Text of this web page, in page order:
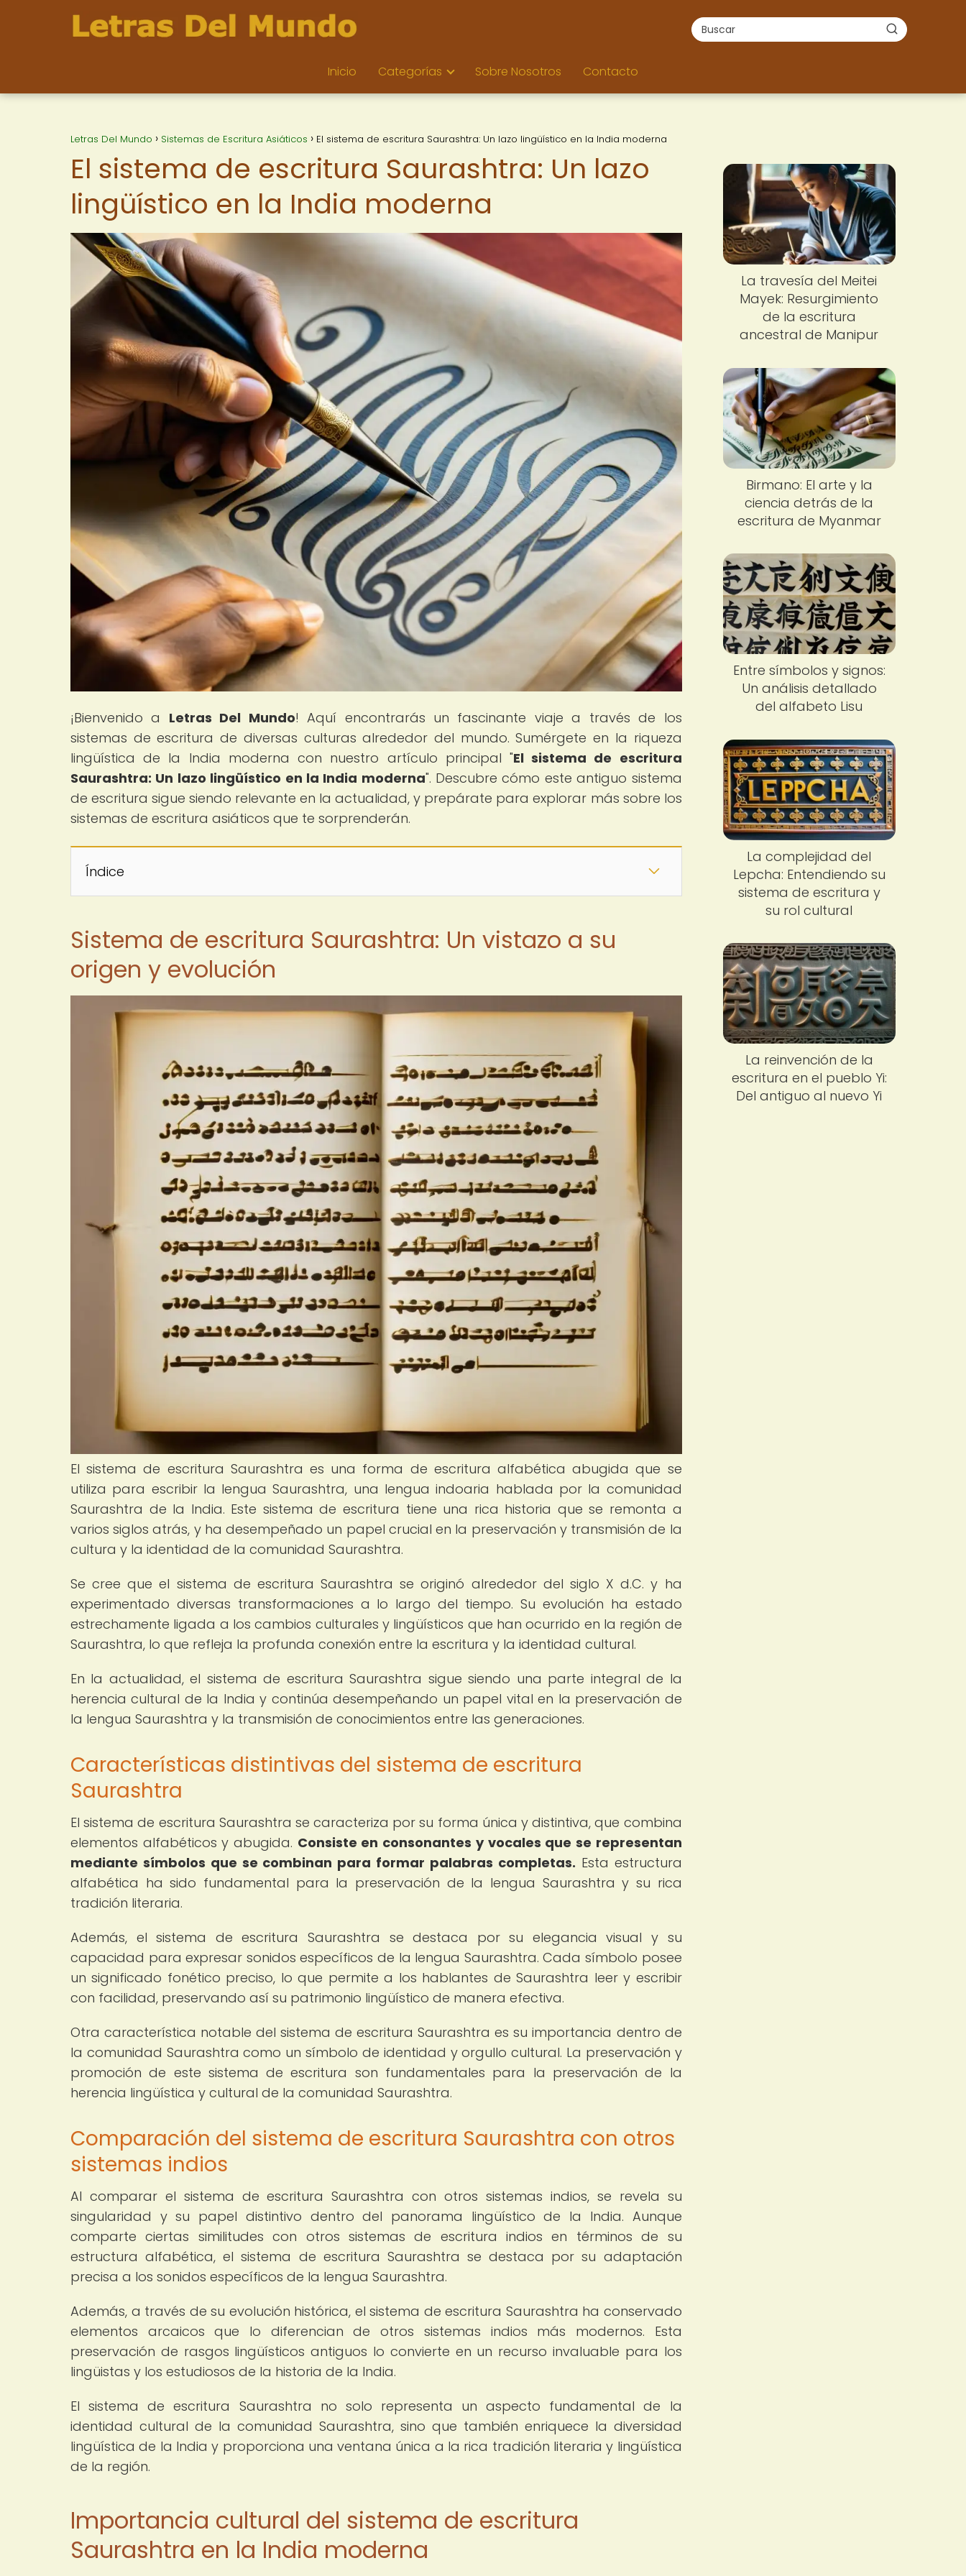
Inicio Categorías Sobre Nosotros Contacto
Letras Del Mundo Sistemas de Escritura Asiáticos El sistema de escritura Saurashtra: Un lazo lingüístico en la India moderna
El sistema de escritura Saurashtra: Un lazo
lingüístico en la India moderna
¡Bienvenido a Letras Del Mundo! Aquí encontrarás un fascinante viaje a través de los
sistemas de escritura de diversas culturas alrededor del mundo. Sumérgete en la riqueza
lingüística de la India moderna con nuestro artículo principal "El sistema de escritura
Saurashtra: Un lazo lingüístico en la India moderna". Descubre cómo este antiguo sistema
de escritura sigue siendo relevante en la actualidad, y prepárate para explorar más sobre los
sistemas de escritura asiáticos que te sorprenderán.
Índice
Sistema de escritura Saurashtra: Un vistazo a su
origen y evolución
El sistema de escritura Saurashtra es una forma de escritura alfabética abugida que se
utiliza para escribir la lengua Saurashtra, una lengua indoaria hablada por la comunidad
Saurashtra de la India. Este sistema de escritura tiene una rica historia que se remonta a
varios siglos atrás, y ha desempeñado un papel crucial en la preservación y transmisión de la
cultura y la identidad de la comunidad Saurashtra.
Se cree que el sistema de escritura Saurashtra se originó alrededor del siglo X d.C. y ha
experimentado diversas transformaciones a lo largo del tiempo. Su evolución ha estado
estrechamente ligada a los cambios culturales y lingüísticos que han ocurrido en la región de
Saurashtra, lo que refleja la profunda conexión entre la escritura y la identidad cultural.
En la actualidad, el sistema de escritura Saurashtra sigue siendo una parte integral de la
herencia cultural de la India y continúa desempeñando un papel vital en la preservación de
la lengua Saurashtra y la transmisión de conocimientos entre las generaciones.
Características distintivas del sistema de escritura
Saurashtra
El sistema de escritura Saurashtra se caracteriza por su forma única y distintiva, que combina
elementos alfabéticos y abugida. Consiste en consonantes y vocales que se representan
mediante símbolos que se combinan para formar palabras completas. Esta estructura
alfabética ha sido fundamental para la preservación de la lengua Saurashtra y su rica
tradición literaria.
Además, el sistema de escritura Saurashtra se destaca por su elegancia visual y su
capacidad para expresar sonidos específicos de la lengua Saurashtra. Cada símbolo posee
un significado fonético preciso, lo que permite a los hablantes de Saurashtra leer y escribir
con facilidad, preservando así su patrimonio lingüístico de manera efectiva.
Otra característica notable del sistema de escritura Saurashtra es su importancia dentro de
la comunidad Saurashtra como un símbolo de identidad y orgullo cultural. La preservación y
promoción de este sistema de escritura son fundamentales para la preservación de la
herencia lingüística y cultural de la comunidad Saurashtra.
Comparación del sistema de escritura Saurashtra con otros
sistemas indios
Al comparar el sistema de escritura Saurashtra con otros sistemas indios, se revela su
singularidad y su papel distintivo dentro del panorama lingüístico de la India. Aunque
comparte ciertas similitudes con otros sistemas de escritura indios en términos de su
estructura alfabética, el sistema de escritura Saurashtra se destaca por su adaptación
precisa a los sonidos específicos de la lengua Saurashtra.
Además, a través de su evolución histórica, el sistema de escritura Saurashtra ha conservado
elementos arcaicos que lo diferencian de otros sistemas indios más modernos. Esta
preservación de rasgos lingüísticos antiguos lo convierte en un recurso invaluable para los
lingüistas y los estudiosos de la historia de la India.
El sistema de escritura Saurashtra no solo representa un aspecto fundamental de la
identidad cultural de la comunidad Saurashtra, sino que también enriquece la diversidad
lingüística de la India y proporciona una ventana única a la rica tradición literaria y lingüística
de la región.
Importancia cultural del sistema de escritura
Saurashtra en la India moderna
La travesía del Meitei
Mayek: Resurgimiento
de la escritura
ancestral de Manipur
Birmano: El arte y la
ciencia detrás de la
escritura de Myanmar
Entre símbolos y signos:
Un análisis detallado
del alfabeto Lisu
La complejidad del
Lepcha: Entendiendo su
sistema de escritura y
su rol cultural
La reinvención de la
escritura en el pueblo Yi:
Del antiguo al nuevo Yi